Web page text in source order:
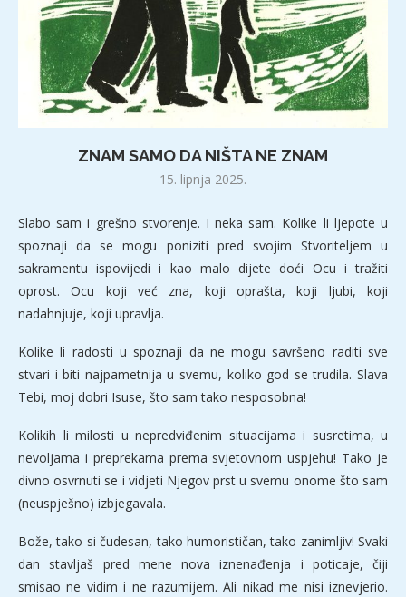
ZNAM SAMO DA NIŠTA NE ZNAM
15. lipnja 2025.
Slabo sam i grešno stvorenje. I neka sam. Kolike li ljepote u
spoznaji da se mogu poniziti pred svojim Stvoriteljem u
sakramentu ispovijedi i kao malo dijete doći Ocu i tražiti
oprost. Ocu koji već zna, koji oprašta, koji ljubi, koji
nadahnjuje, koji upravlja.
Kolike li radosti u spoznaji da ne mogu savršeno raditi sve
stvari i biti najpametnija u svemu, koliko god se trudila. Slava
Tebi, moj dobri Isuse, što sam tako nesposobna!
Kolikih li milosti u nepredviđenim situacijama i susretima, u
nevoljama i preprekama prema svjetovnom uspjehu! Tako je
divno osvrnuti se i vidjeti Njegov prst u svemu onome što sam
(neuspješno) izbjegavala.
Bože, tako si čudesan, tako humorističan, tako zanimljiv! Svaki
dan stavljaš pred mene nova iznenađenja i poticaje, čiji
smisao ne vidim i ne razumijem. Ali nikad me nisi iznevjerio.